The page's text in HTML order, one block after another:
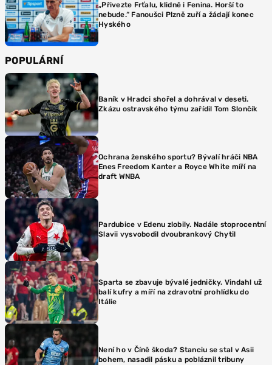
„Přivezte Frťalu, klidně i Fenina. Horší to
nebude.“ Fanoušci Plzně zuří a žádají konec
Hyského
POPULÁRNÍ
Baník v Hradci shořel a dohrával v deseti.
Zkázu ostravského týmu zařídil Tom Slončík
Ochrana ženského sportu? Bývalí hráči NBA
Enes Freedom Kanter a Royce White míří na
draft WNBA
Pardubice v Edenu zlobily. Nadále stoprocentní
Slavii vysvobodil dvoubrankový Chytil
Sparta se zbavuje bývalé jedničky. Vindahl už
balí kufry a míří na zdravotní prohlídku do
Itálie
Není ho v Číně škoda? Stanciu se stal v Asii
bohem, nasadil pásku a pobláznil tribuny